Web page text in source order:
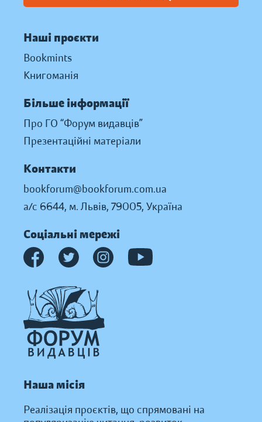
Наші проєкти
Bookmints
Книгоманія
Більше інформації
Про ГО “Форум видавців”
Презентаційні матеріали
Контакти
bookforum@bookforum.com.ua
а/с 6644, м. Львів, 79005, Україна
Соціальні мережі
Наша місія
Реалізація проєктів, що спрямовані на